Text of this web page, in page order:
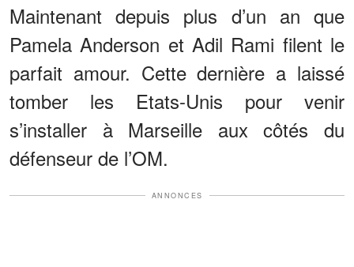
Maintenant depuis plus d’un an que
Pamela Anderson et Adil Rami filent le
parfait amour. Cette dernière a laissé
tomber les Etats-Unis pour venir
s’installer à Marseille aux côtés du
défenseur de l’OM.
ANNONCES